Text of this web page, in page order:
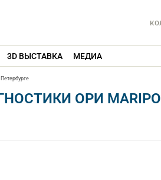
3D ВЫСТАВКА МЕДИА
ОРИ